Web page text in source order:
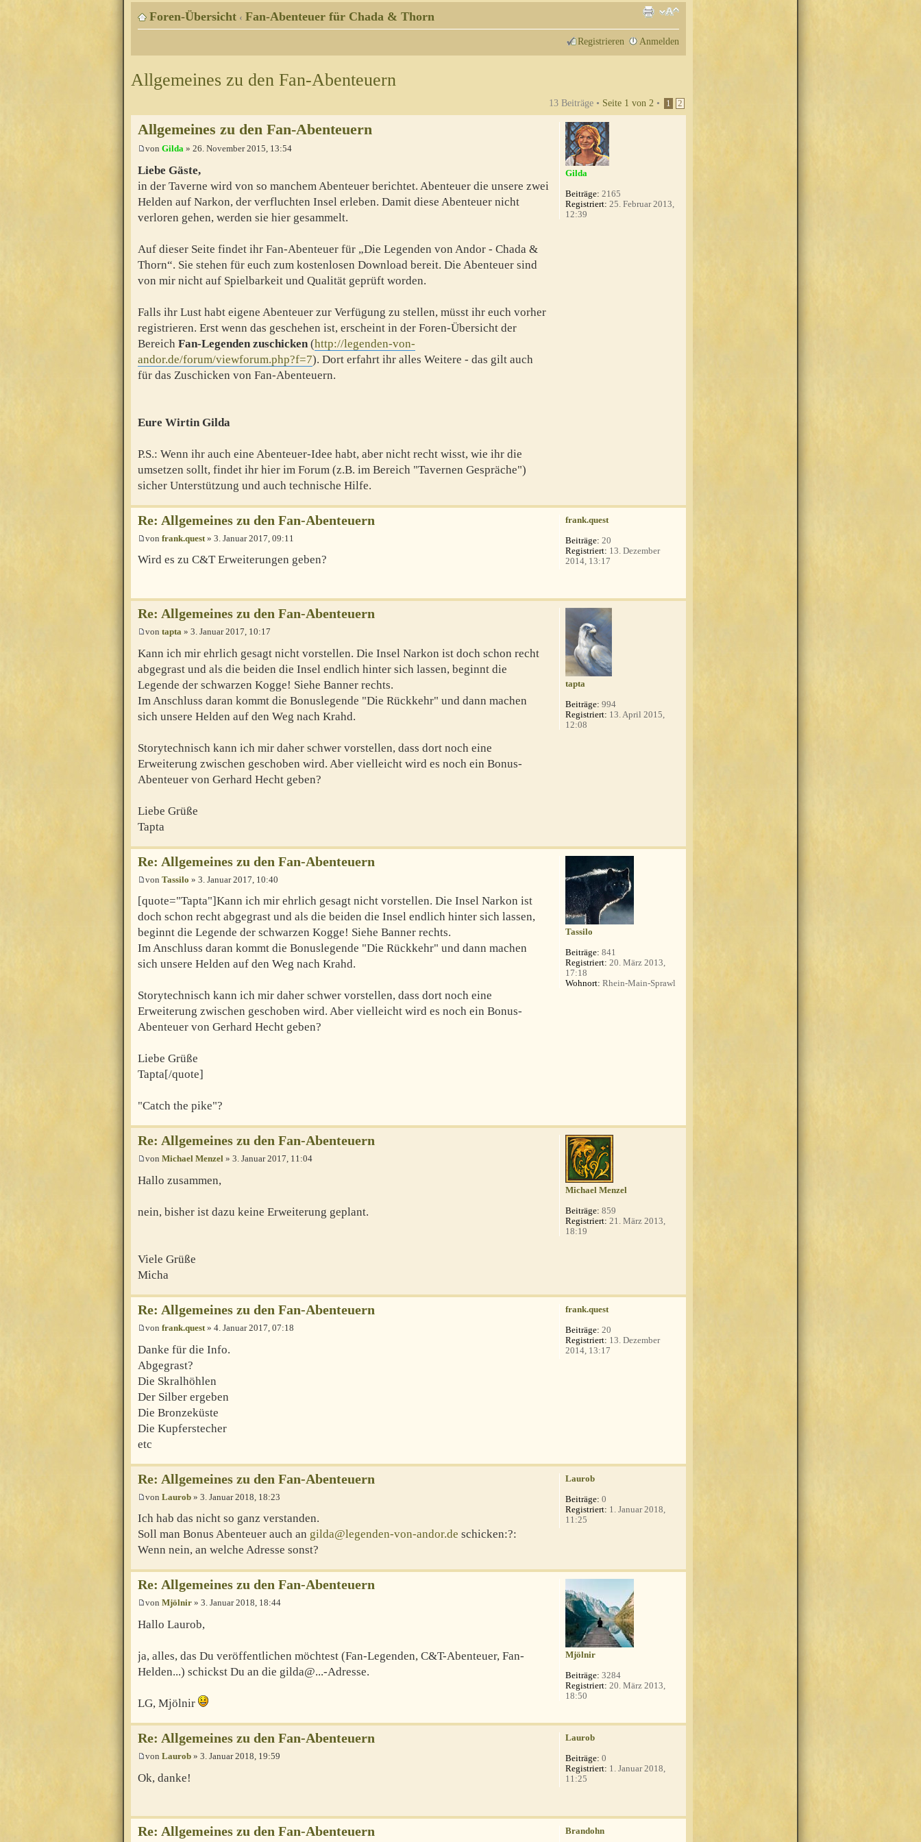
Foren-Übersicht ‹ Fan-Abenteuer für Chada & Thorn
Registrieren Anmelden
Allgemeines zu den Fan-Abenteuern
13 Beiträge • Seite 1 von 2 • 1 2
Allgemeines zu den Fan-Abenteuern
von Gilda » 26. November 2015, 13:54
Liebe Gäste,
in der Taverne wird von so manchem Abenteuer berichtet. Abenteuer die unsere zwei
Helden auf Narkon, der verfluchten Insel erleben. Damit diese Abenteuer nicht
verloren gehen, werden sie hier gesammelt.
Auf dieser Seite findet ihr Fan-Abenteuer für „Die Legenden von Andor - Chada &
Thorn“. Sie stehen für euch zum kostenlosen Download bereit. Die Abenteuer sind
von mir nicht auf Spielbarkeit und Qualität geprüft worden.
Falls ihr Lust habt eigene Abenteuer zur Verfügung zu stellen, müsst ihr euch vorher
registrieren. Erst wenn das geschehen ist, erscheint in der Foren-Übersicht der
Bereich Fan-Legenden zuschicken(http://legenden-von-
andor.de/forum/viewforum.php?f=7). Dort erfahrt ihr alles Weitere - das gilt auch
für das Zuschicken von Fan-Abenteuern.
Eure Wirtin Gilda
P.S.: Wenn ihr auch eine Abenteuer-Idee habt, aber nicht recht wisst, wie ihr die
umsetzen sollt, findet ihr hier im Forum (z.B. im Bereich "Tavernen Gespräche")
sicher Unterstützung und auch technische Hilfe.
Gilda
Beiträge: 2165
Registriert: 25. Februar 2013,
12:39
Re: Allgemeines zu den Fan-Abenteuern
von frank.quest » 3. Januar 2017, 09:11
Wird es zu C&T Erweiterungen geben?
frank.quest
Beiträge: 20
Registriert: 13. Dezember
2014, 13:17
Re: Allgemeines zu den Fan-Abenteuern
von tapta » 3. Januar 2017, 10:17
Kann ich mir ehrlich gesagt nicht vorstellen. Die Insel Narkon ist doch schon recht
abgegrast und als die beiden die Insel endlich hinter sich lassen, beginnt die
Legende der schwarzen Kogge! Siehe Banner rechts.
Im Anschluss daran kommt die Bonuslegende "Die Rückkehr" und dann machen
sich unsere Helden auf den Weg nach Krahd.
Storytechnisch kann ich mir daher schwer vorstellen, dass dort noch eine
Erweiterung zwischen geschoben wird. Aber vielleicht wird es noch ein Bonus-
Abenteuer von Gerhard Hecht geben?
Liebe Grüße
Tapta
tapta
Beiträge: 994
Registriert: 13. April 2015,
12:08
Re: Allgemeines zu den Fan-Abenteuern
von Tassilo » 3. Januar 2017, 10:40
[quote="Tapta"]Kann ich mir ehrlich gesagt nicht vorstellen. Die Insel Narkon ist
doch schon recht abgegrast und als die beiden die Insel endlich hinter sich lassen,
beginnt die Legende der schwarzen Kogge! Siehe Banner rechts.
Im Anschluss daran kommt die Bonuslegende "Die Rückkehr" und dann machen
sich unsere Helden auf den Weg nach Krahd.
Storytechnisch kann ich mir daher schwer vorstellen, dass dort noch eine
Erweiterung zwischen geschoben wird. Aber vielleicht wird es noch ein Bonus-
Abenteuer von Gerhard Hecht geben?
Liebe Grüße
Tapta[/quote]
"Catch the pike"?
Tassilo
Beiträge: 841
Registriert: 20. März 2013,
17:18
Wohnort: Rhein-Main-Sprawl
Re: Allgemeines zu den Fan-Abenteuern
von Michael Menzel » 3. Januar 2017, 11:04
Hallo zusammen,
nein, bisher ist dazu keine Erweiterung geplant.
Viele Grüße
Micha
Michael Menzel
Beiträge: 859
Registriert: 21. März 2013,
18:19
Re: Allgemeines zu den Fan-Abenteuern
von frank.quest » 4. Januar 2017, 07:18
Danke für die Info.
Abgegrast?
Die Skralhöhlen
Der Silber ergeben
Die Bronzeküste
Die Kupferstecher
etc
frank.quest
Beiträge: 20
Registriert: 13. Dezember
2014, 13:17
Re: Allgemeines zu den Fan-Abenteuern
von Laurob » 3. Januar 2018, 18:23
Ich hab das nicht so ganz verstanden.
Soll man Bonus Abenteuer auch an gilda@legenden-von-andor.de schicken:?:
Wenn nein, an welche Adresse sonst?
Laurob
Beiträge: 0
Registriert: 1. Januar 2018,
11:25
Re: Allgemeines zu den Fan-Abenteuern
von Mjölnir » 3. Januar 2018, 18:44
Hallo Laurob,
ja, alles, das Du veröffentlichen möchtest (Fan-Legenden, C&T-Abenteuer, Fan-
Helden...) schickst Du an die gilda@...-Adresse.
LG, Mjölnir
Mjölnir
Beiträge: 3284
Registriert: 20. März 2013,
18:50
Re: Allgemeines zu den Fan-Abenteuern
von Laurob » 3. Januar 2018, 19:59
Ok, danke!
Laurob
Beiträge: 0
Registriert: 1. Januar 2018,
11:25
Re: Allgemeines zu den Fan-Abenteuern Brandohn